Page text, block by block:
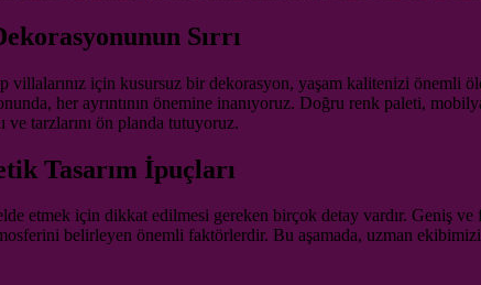
Sırrı
villalarınız için kusursuz bir dekorasyon, yaşam kalitenizi
her ayrıntının önemine inanıyoruz. Doğru renk paleti,
tarzlarını ön planda tutuyoruz.
Tasarım İpuçları
etmek için dikkat edilmesi gereken birçok detay vardır. Geniş
belirleyen önemli faktörlerdir. Bu aşamada, uzman